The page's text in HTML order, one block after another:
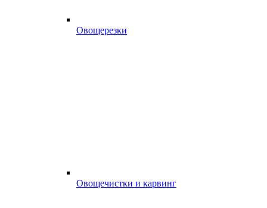
Овощерезки
Овощечистки и карвинг